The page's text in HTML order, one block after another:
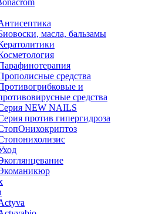
масла, бальзамы
средства
и
средства
NEW NAILS
против гипергидроза